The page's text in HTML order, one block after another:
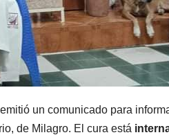
un comunicado para
de Milagro. El cura está